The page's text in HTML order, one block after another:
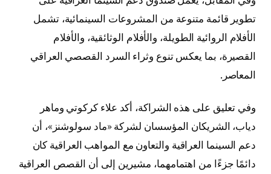
تطوير قائمة متنوعة من المشروعات السينمائية، تشمل
الأفلام الروائية الطويلة، والأفلام الوثائقية، والأفلام
القصيرة، بما يعكس تنوع وثراء السرد القصصي العراقي
المعاصر.
وفي تعليق على هذه الشراكة، أكد علاء كركوتي وماهر
دياب، الشريكان المؤسسان لشركة «ماد سولوشنز»، أن
دعم السينما العراقية والتعاون مع المواهب العراقية كان
دائمًا جزءًا من اهتمامهما، مشيرين إلى أن القصص العراقية